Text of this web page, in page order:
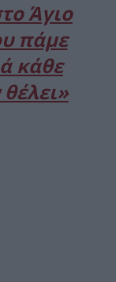
Άγιο
πάμε
κάθε